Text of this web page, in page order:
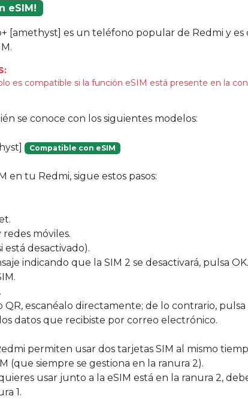
eSIM!
[amethyst] es un teléfono popular de Redmi y
es compatible si la función eSIM está presente en la
se conoce con los siguientes modelos:
Compatible con eSIM
en tu Redmi, sigue estos pasos:
redes móviles.
está desactivado).
indicando que la SIM 2 se desactivará, pulsa OK.
QR, escanéalo directamente; de lo contrario,
datos que recibiste por correo electrónico.
permiten usar dos tarjetas SIM al mismo
(que siempre se gestiona en la ranura 2).
usar junto a la eSIM está en la ranura 2,
1.